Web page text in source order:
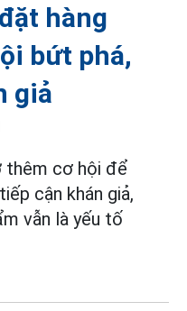
hàng
bứt phá,
giả
thêm cơ hội để
cận khán giả,
vẫn là yếu tố